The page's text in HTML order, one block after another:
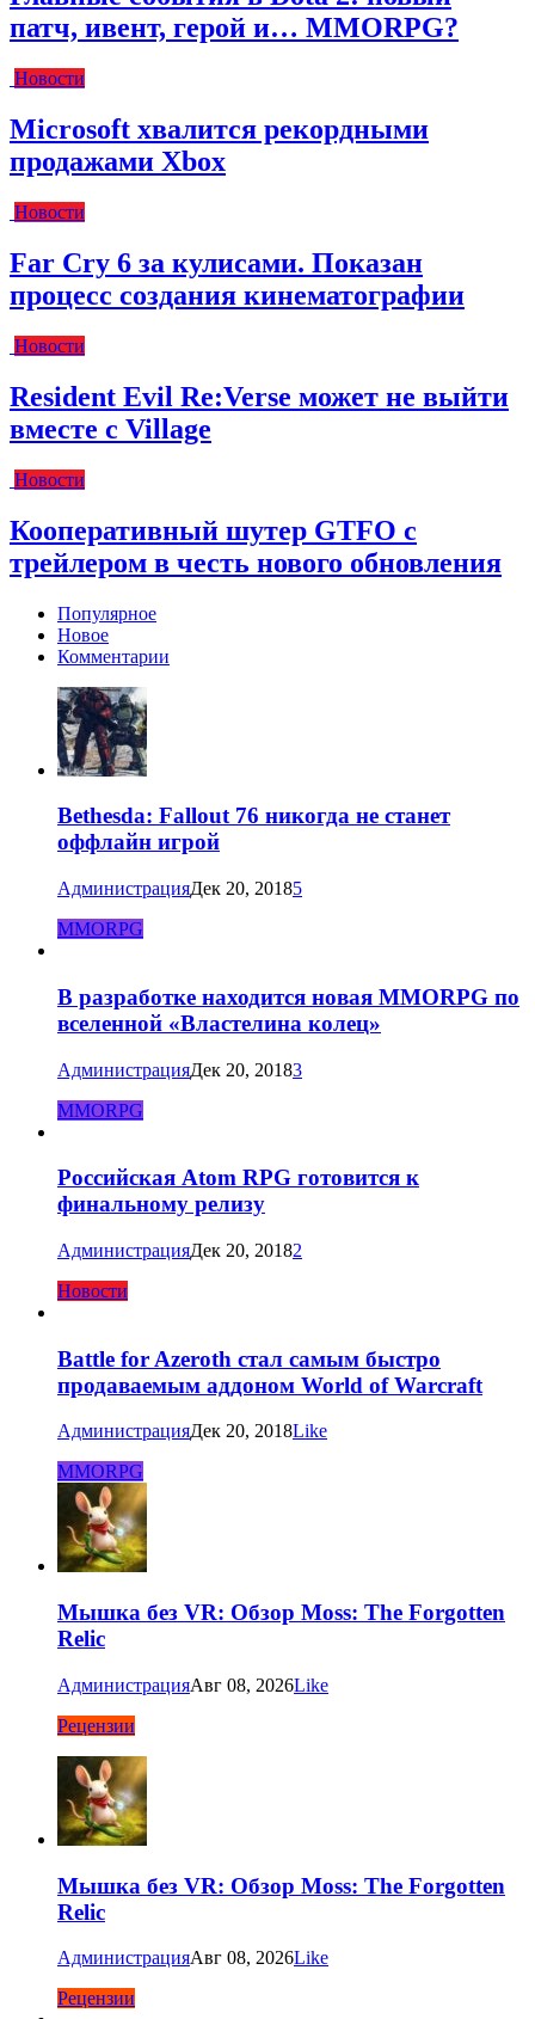
патч, ивент, герой и… MMORPG?
Новости
Microsoft хвалится рекордными
продажами Xbox
Новости
Far Cry 6 за кулисами. Показан
процесс создания кинематографии
Новости
Resident Evil Re:Verse может не выйти
вместе с Village
Новости
Кооперативный шутер GTFO с
трейлером в честь нового обновления
Популярное
Новое
Комментарии
Bethesda: Fallout 76 никогда не станет
оффлайн игрой
АдминистрацияДек 20, 20185
MMORPG
В разработке находится новая MMORPG по
вселенной «Властелина колец»
АдминистрацияДек 20, 20183
MMORPG
Российская Atom RPG готовится к
финальному релизу
АдминистрацияДек 20, 20182
Новости
Battle for Azeroth стал самым быстро
продаваемым аддоном World of Warcraft
АдминистрацияДек 20, 2018Like
MMORPG
Мышка без VR: Обзор Moss: The Forgotten
Relic
АдминистрацияАвг 08, 2026Like
Рецензии
Мышка без VR: Обзор Moss: The Forgotten
Relic
АдминистрацияАвг 08, 2026Like
Рецензии